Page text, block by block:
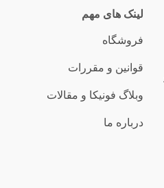
لینک های مهم
فروشگاه
قوانین و مقررات
وبلاگ فونیکا و مقالات
درباره ما